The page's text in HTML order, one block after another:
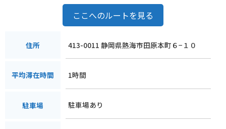
ここへのルートを見る
住所 413-0011 静岡県熱海市田原本町６−１０
平均滞在時間 1時間
駐車場 駐車場あり